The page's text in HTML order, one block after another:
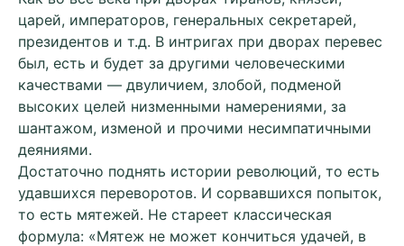
царей, императоров, генеральных секретарей,
президентов и т.д. В интригах при дворах перевес
был, есть и будет за другими человеческими
качествами — двуличием, злобой, подменой
высоких целей низменными намерениями, за
шантажом, изменой и прочими несимпатичными
деяниями.
Достаточно поднять истории революций, то есть
удавшихся переворотов. И сорвавшихся попыток,
то есть мятежей. Не стареет классическая
формула: «Мятеж не может кончиться удачей, в